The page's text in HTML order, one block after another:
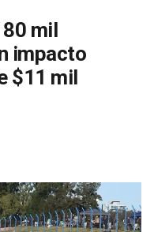
mil
impacto
$11 mil